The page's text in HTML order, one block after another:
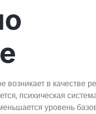
в качестве
психическая
уровень